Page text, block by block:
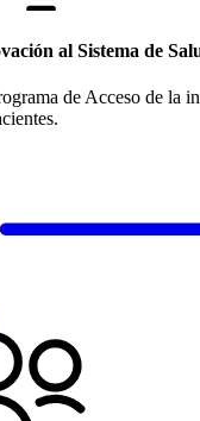
al Sistema de
de Acceso de la